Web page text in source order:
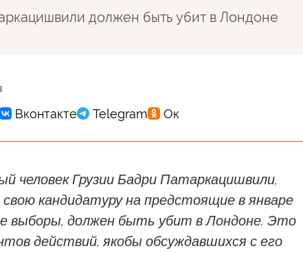
должен быть убит в Лондоне
человек Грузии Бадри Патаркацишвили,
кандидатуру на предстоящие в январе
выборы, должен быть убит в Лондоне. Это
действий, якобы обсуждавшихся с его